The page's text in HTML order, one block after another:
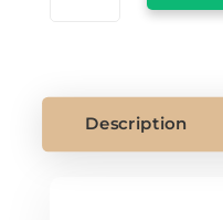
Description